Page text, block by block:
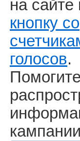
на
кнопку со
голосов.
Помогите